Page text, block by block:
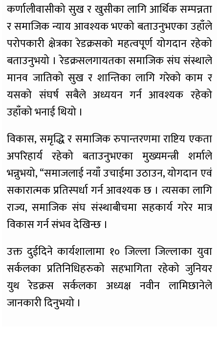
कर्णालीवासीको सुख र खुसीका लागि आर्थिक सम्पन्नता
र समाजिक न्याय आवश्यक भएको बताउनुभएका उहाँले
परोपकारी क्षेत्रका रेडक्रसको महत्वपूर्ण योगदान रहेको
बताउनुभयो । रेडक्रसलगायतका समाजिक संघ संस्थाले
मानव जातिको सुख र शान्तिका लागि गरेको काम र
यसको संघर्ष सबैले अध्ययन गर्न आवश्यक रहेको
उहाँको भनाई थियो ।
विकास, समृद्धि र समाजिक रुपान्तरणमा राष्टिय एकता
अपरिहार्य रहेको बताउनुभएका मुख्यमन्त्री शर्माले
भन्नुभयो, “समाजलाई नयाँ उचाईमा उठाउन, योगदान एवं
सकारात्मक प्रतिस्पर्धा गर्न आवश्यक छ । त्यसका लागि
राज्य, समाजिक संघ संस्थाबीचमा सहकार्य गरेर मात्र
विकास गर्न संभव देखिन्छ ।
उक्त दुईदिने कार्यशालामा १० जिल्ला जिल्लाका युवा
सर्कलका प्रतिनिधिहरुको सहभागिता रहेको जुनियर
युथ रेडक्रस सर्कलका अध्यक्ष नवीन लामिछानेले
जानकारी दिनुभयो ।